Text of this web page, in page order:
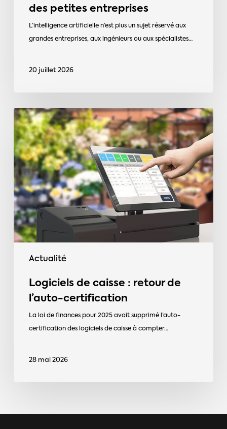
des petites entreprises
L’intelligence artificielle n’est plus un sujet réservé aux
grandes entreprises, aux ingénieurs ou aux spécialistes…
20 juillet 2026
Actualité
Logiciels
de
caisse
:
retour
de
l’auto-
certification
Logiciels de caisse : retour de
l’auto-certification
La loi de finances pour 2025 avait supprimé l’auto-
certification des logiciels de caisse à compter…
28 mai 2026